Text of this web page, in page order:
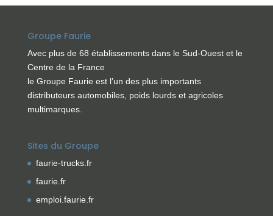
Groupe Faurie
Avec plus de 68 établissements dans le Sud-Ouest et le
Centre de la France
le Groupe Faurie est l’un des plus importants
distributeurs automobiles, poids lourds et agricoles
multimarques.
Sites du Groupe
faurie-trucks.fr
faurie.fr
emploi.faurie.fr